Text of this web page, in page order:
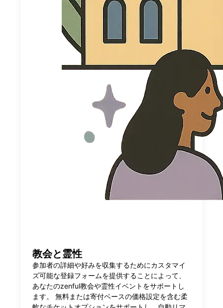
教会と霊性
参加者の詳細や好みを収集するためにカスタマイ
ズ可能な登録フォームを提供することによって、
あなたのzenful教会や霊性イベントをサポートし
ます。 無料または寄付ベースの価格設定を含む柔